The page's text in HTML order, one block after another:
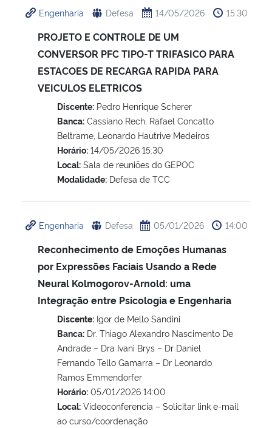
Engenharia Defesa 14/05/2026 15:30
PROJETO E CONTROLE DE UM
CONVERSOR PFC TIPO-T TRIFASICO PARA
ESTACOES DE RECARGA RAPIDA PARA
VEICULOS ELETRICOS
Discente: Pedro Henrique Scherer
Banca: Cassiano Rech, Rafael Concatto
Beltrame, Leonardo Hautrive Medeiros
Horário: 14/05/2026 15:30
Local: Sala de reuniões do GEPOC
Modalidade: Defesa de TCC
Engenharia Defesa 05/01/2026 14:00
Reconhecimento de Emoções Humanas
por Expressões Faciais Usando a Rede
Neural Kolmogorov-Arnold: uma
Integração entre Psicologia e Engenharia
Discente: Igor de Mello Sandini
Banca: Dr. Thiago Alexandro Nascimento De
Andrade – Dra Ivani Brys – Dr Daniel
Fernando Tello Gamarra – Dr Leonardo
Ramos Emmendorfer
Horário: 05/01/2026 14:00
Local: Videoconferencia – Solicitar link e-mail
ao curso/coordenação